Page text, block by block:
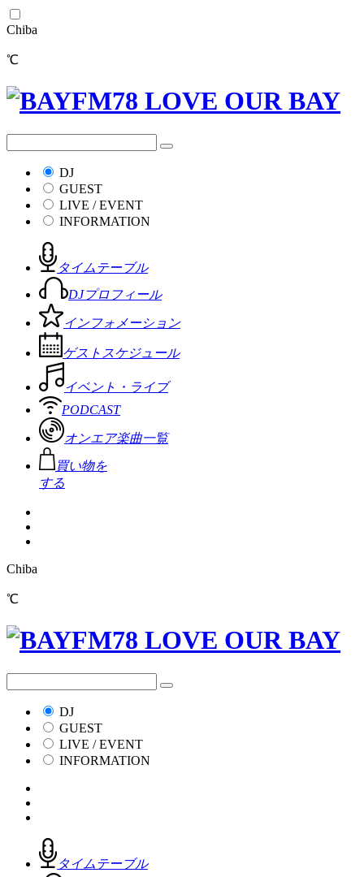
Chiba
℃
DJ
GUEST
LIVE / EVENT
INFORMATION
タイムテーブル
DJプロフィール
インフォメーション
ゲストスケジュール
イベント・ライブ
PODCAST
オンエア楽曲一覧
買い物を
する
Chiba
℃
DJ
GUEST
LIVE / EVENT
INFORMATION
タイムテーブル